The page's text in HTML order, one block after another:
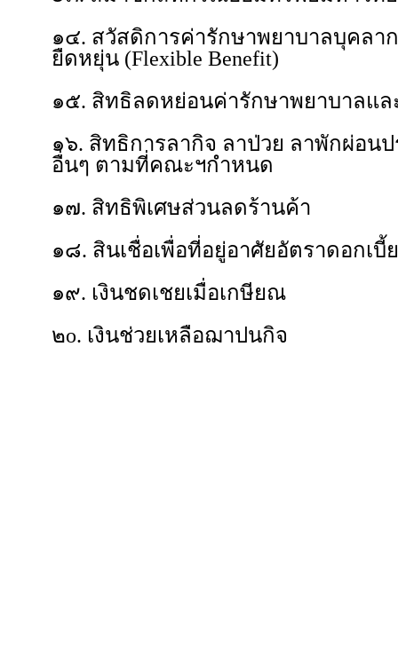
๑๔. สวัสดิการค่ารักษาพยาบาลบุคลา
ยืดหยุ่น (Flexible Benefit)
๑๕. สิทธิลดหย่อนค่ารักษาพยาบาลแล
๑๖. สิทธิการลากิจ ลาป่วย ลาพักผ่อน
อื่นๆ ตามที่คณะฯกำหนด
๑๗. สิทธิพิเศษส่วนลดร้านค้า
๑๘. สินเชื่อเพื่อที่อยู่อาศัยอัตราดอกเบี้
๑๙. เงินชดเชยเมื่อเกษียณ
๒o. เงินช่วยเหลือฌาปนกิจ